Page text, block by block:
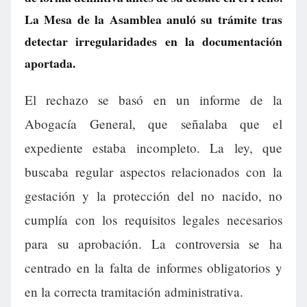
La Mesa de la Asamblea anuló su trámite tras
detectar irregularidades en la documentación
aportada.
El rechazo se basó en un informe de la
Abogacía General, que señalaba que el
expediente estaba incompleto. La ley, que
buscaba regular aspectos relacionados con la
gestación y la protección del no nacido, no
cumplía con los requisitos legales necesarios
para su aprobación. La controversia se ha
centrado en la falta de informes obligatorios y
en la correcta tramitación administrativa.